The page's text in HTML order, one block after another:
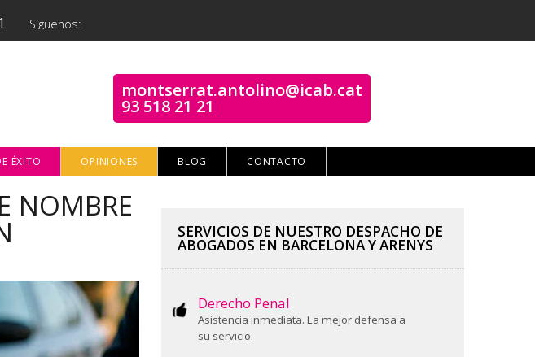
Síguenos:
montserrat.antolino@icab.cat
93 518 21 21
ÉXITO OPINIONES BLOG CONTACTO
NOMBRE
SERVICIOS DE NUESTRO DESPACHO DE
ABOGADOS EN BARCELONA Y ARENYS
Derecho Penal
Asistencia inmediata. La mejor defensa a
su servicio.